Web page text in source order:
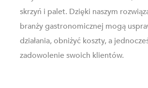
skrzyń i palet. Dzięki naszym
branży gastronomicznej mogą
działania, obniżyć koszty, a
zadowolenie swoich klientów.